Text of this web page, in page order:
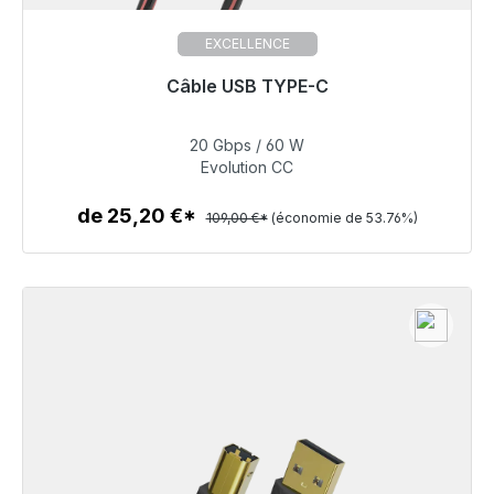
EXCELLENCE
Câble USB TYPE-C
Prêt à être expédié, délai de livraison 48h*
50,40 €
Détails
20 Gbps / 60 W
Evolution CC
de 25,20 €* 109,00 €* (économie de 53.76%)